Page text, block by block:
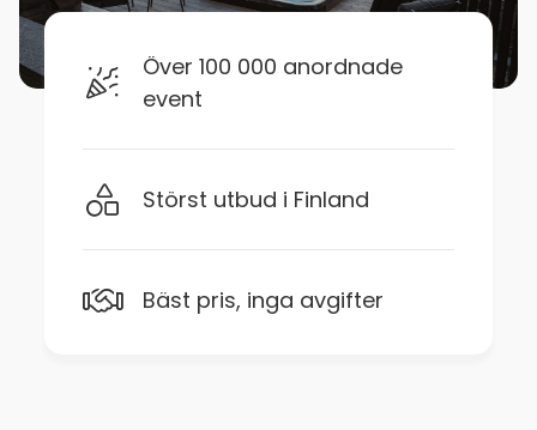
Över 100 000 anordnade
event
Störst utbud i Finland
Bäst pris, inga avgifter